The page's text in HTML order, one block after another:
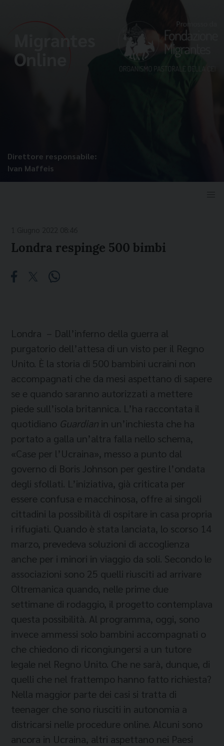
Direttore responsabile:
Ivan Maffeis
Londra respinge 500 bimbi
Londra – Dall’inferno della guerra al
purgatorio dell’attesa di un visto per il Regno
Unito. È la storia di 500 bambini ucraini non
accompagnati che da mesi aspettano di sapere
se e quando saranno autorizzati a mettere
piede sull’isola britannica. L’ha raccontata il
quotidiano Guardian in un’inchiesta che ha
portato a galla un’altra falla nello schema,
«Case per l’Ucraina», messo a punto dal
governo di Boris Johnson per gestire l’ondata
degli sfollati. L’iniziativa, già criticata per
essere confusa e macchinosa, offre ai singoli
cittadini la possibilità di ospitare in casa propria
i rifugiati. Quando è stata lanciata, lo scorso 14
marzo, prevedeva soluzioni di accoglienza
anche per i minori in viaggio da soli. Secondo le
associazioni sono 25 quelli riusciti ad arrivare
Oltremanica quando, nelle prime due
settimane di rodaggio, il progetto contemplava
questa possibilità. Al programma, oggi, sono
invece ammessi solo bambini accompagnati o
che chiedono di ricongiungersi a un tutore
legale nel Regno Unito. Che ne sarà, dunque, di
quelli che nel frattempo hanno fatto richiesta?
Nella maggior parte dei casi si tratta di
teenager che sono riusciti in autonomia a
districarsi nelle procedure online. Alcuni sono
ancora in Ucraina, altri aspettano nei Paesi